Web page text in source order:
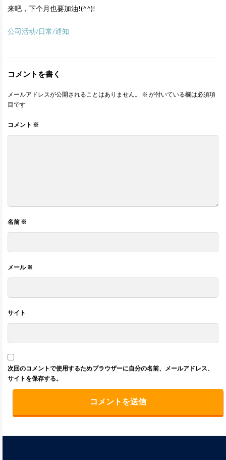
来吧，下个月也要加油!(^^)!
公司活动/日常/通知
コメントを書く
メールアドレスが公開されることはありません。 ※ が付いている欄は必須項
目です
コメント ※
名前 ※
メール※
サイト
次回のコメントで使用するためブラウザーに自分の名前、メールアドレス、
サイトを保存する。